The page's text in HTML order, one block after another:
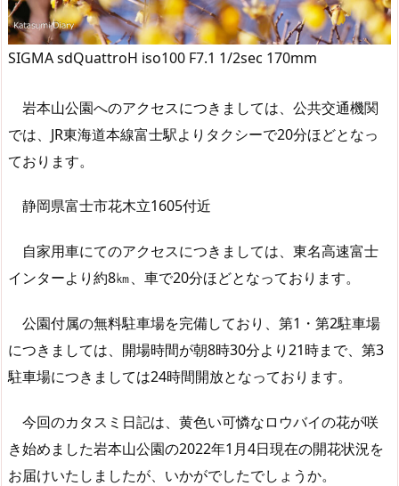
SIGMA sdQuattroH iso100 F7.1 1/2sec 170mm
岩本山公園へのアクセスにつきましては、公共交通機関
では、JR東海道本線富士駅よりタクシーで20分ほどとなっ
ております。
静岡県富士市花木立1605付近
自家用車にてのアクセスにつきましては、東名高速富士
インターより約8㎞、車で20分ほどとなっております。
公園付属の無料駐車場を完備しており、第1・第2駐車場
につきましては、開場時間が朝8時30分より21時まで、第3
駐車場につきましては24時間開放となっております。
今回のカタスミ日記は、黄色い可憐なロウバイの花が咲
き始めました岩本山公園の2022年1月4日現在の開花状況を
お届けいたしましたが、いかがでしたでしょうか。